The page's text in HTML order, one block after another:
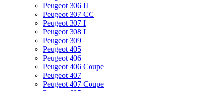
Peugeot 306 II
Peugeot 307 CC
Peugeot 307 I
Peugeot 308 I
Peugeot 309
Peugeot 405
Peugeot 406
Peugeot 406 Coupe
Peugeot 407
Peugeot 407 Coupe